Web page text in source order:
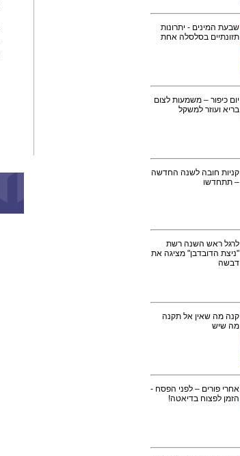
שבעת המינים - יתרונות
תזונתיים בסלסלה אחת
יום כיפור – משמעות לצום
בריא ועוזר למשקל
קניות חובה לשנה החדשה
– תתחדשו
לרגל ראש השנה רשת
"ניצת הדובדבן" מציגה את
דבשה
קנה מה שאין אל תקנה
מה שיש
אחרי פורים – לפני הפסח -
הזמן לפצוח בדיאטה!